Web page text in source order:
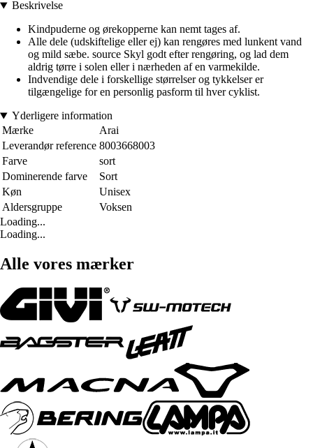
Beskrivelse
Kindpuderne og ørekopperne kan nemt tages af.
Alle dele (udskiftelige eller ej) kan rengøres med lunkent vand
og mild sæbe. source Skyl godt efter rengøring, og lad dem
aldrig tørre i solen eller i nærheden af en varmekilde.
Indvendige dele i forskellige størrelser og tykkelser er
tilgængelige for en personlig pasform til hver cyklist.
Yderligere information
Mærke
Arai
Leverandør reference 8003668003
Farve
sort
Dominerende farve
Sort
Køn
Unisex
Aldersgruppe
Voksen
Loading...
Loading...
Alle vores mærker